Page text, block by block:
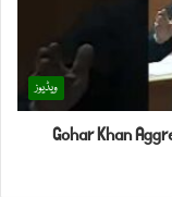
ویڈیوز
Gohar Khan